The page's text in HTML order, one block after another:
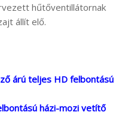
hűtőventillátornak
állít elő.
árú teljes HD felbontású
házi-mozi vetítő